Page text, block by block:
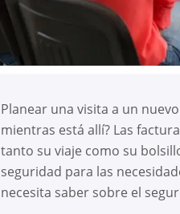
Planear una visita a un
mientras está allí? Las
tanto su viaje como su
seguridad para las
necesita saber sobre el